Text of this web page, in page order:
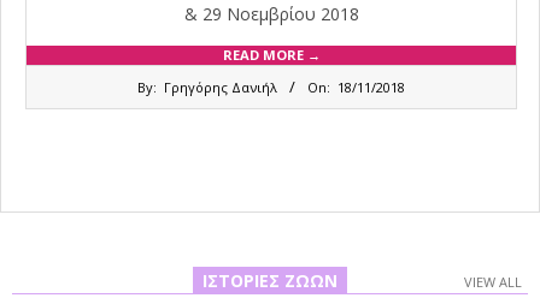
& 29 Νοεμβρίου 2018
READ MORE →
By: Γρηγόρης Δανιήλ On: 18/11/2018
ΙΣΤΟΡΊΕΣ ΖΏΩΝ VIEW ALL